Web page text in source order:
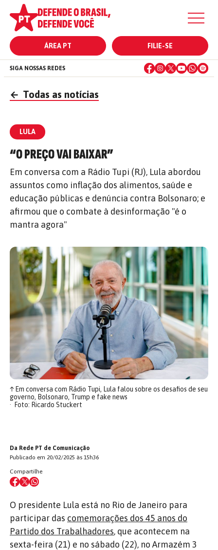
ÁREA PT FILIE-SE
SIGA NOSSAS REDES
← Todas as notícias
LULA
“O PREÇO VAI BAIXAR”
Em conversa com a Rádio Tupi (RJ), Lula abordou
assuntos como inflação dos alimentos, saúde e
educação públicas e denúncia contra Bolsonaro; e
afirmou que o combate à desinformação "é o
mantra agora"
↑Em conversa com Rádio Tupi, Lula falou sobre os desafios de seu
governo, Bolsonaro, Trump e fake news
Foto: Ricardo Stuckert
Da Rede PT de Comunicação
Publicado em 20/02/2025 às 15h36
Compartilhe
O presidente Lula está no Rio de Janeiro para
participar das comemorações dos 45 anos do
Partido dos Trabalhadores, que acontecem na
sexta-feira (21) e no sábado (22), no Armazém 3